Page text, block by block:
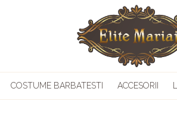
COSTUME BARBATESTI ACCESORII